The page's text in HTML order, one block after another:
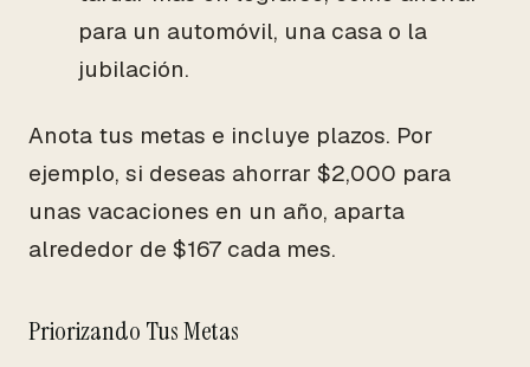
para un automóvil, una casa o la
jubilación.
Anota tus metas e incluye plazos. Por
ejemplo, si deseas ahorrar $2,000 para
unas vacaciones en un año, aparta
alrededor de $167 cada mes.
Priorizando Tus Metas